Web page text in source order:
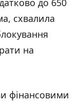
до 650
схвалила
на
фінансовими